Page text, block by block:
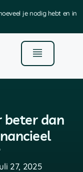
je nodig hebt en in
beter dan
27, 2025